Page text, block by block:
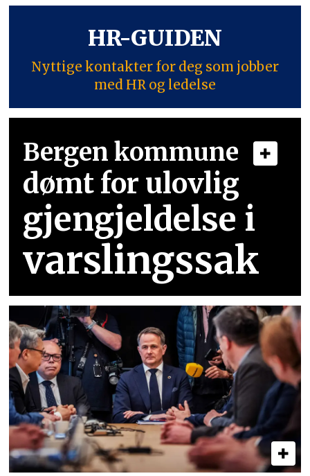
HR-GUIDEN
Nyttige kontakter for deg som jobber
med HR og ledelse
Bergen kommune
dømt for ulovlig
gjengjeldelse i
varslingssak